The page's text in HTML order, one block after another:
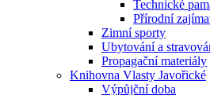
Technické
Přírodní
Zimní sporty
Ubytování a
Propagační materiály
Knihovna Vlasty Javořické
Výpůjční doba